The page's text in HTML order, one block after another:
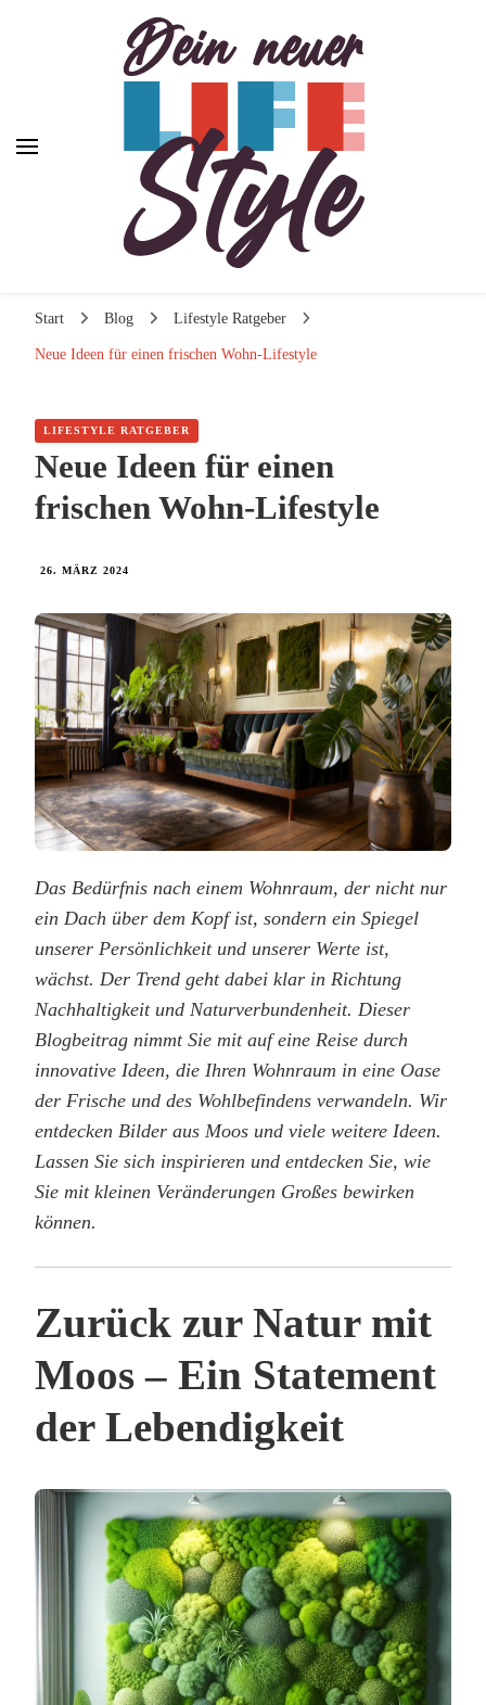
Dein neuer Lifestyle
Start Blog Lifestyle Ratgeber
Neue Ideen für einen frischen Wohn-Lifestyle
LIFESTYLE RATGEBER
Neue Ideen für einen
frischen Wohn-Lifestyle
26. MÄRZ 2024
Das Bedürfnis nach einem Wohnraum, der nicht nur
ein Dach über dem Kopf ist, sondern ein Spiegel
unserer Persönlichkeit und unserer Werte ist,
wächst. Der Trend geht dabei klar in Richtung
Nachhaltigkeit und Naturverbundenheit. Dieser
Blogbeitrag nimmt Sie mit auf eine Reise durch
innovative Ideen, die Ihren Wohnraum in eine Oase
der Frische und des Wohlbefindens verwandeln. Wir
entdecken Bilder aus Moos und viele weitere Ideen.
Lassen Sie sich inspirieren und entdecken Sie, wie
Sie mit kleinen Veränderungen Großes bewirken
können.
Zurück zur Natur mit
Moos – Ein Statement
der Lebendigkeit